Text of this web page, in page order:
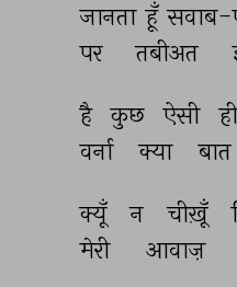
जानता हूँ
पर
तबीअत
है कुछ ऐसी
वर्ना
क्या बात
क्यूँ न चीख़ूँ
मेरी
आवाज़